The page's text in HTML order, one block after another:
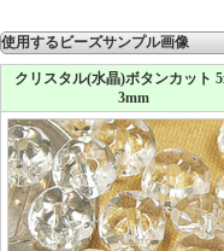
使用するビーズサンプル画像
クリスタル(水晶)ボタンカット
3mm